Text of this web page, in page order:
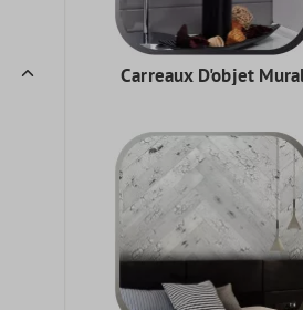
Carreaux D'objet